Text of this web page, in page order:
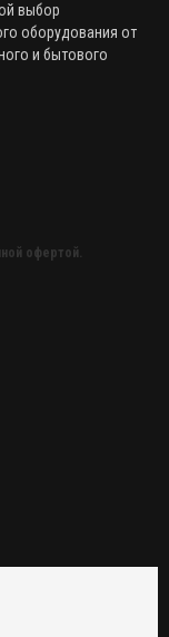
выбор
оборудования от
и бытового
офертой.